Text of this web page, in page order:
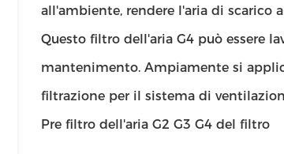
all'ambiente, rendere l'aria di
Questo filtro dell'aria G4 può essere
mantenimento. Ampiamente si
filtrazione per il sistema di
Pre filtro dell'aria G2 G3 G4 del filtro